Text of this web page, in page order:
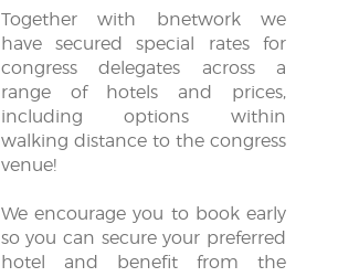
Together with bnetwork we
have secured special rates for
congress delegates across a
range of hotels and prices,
including options within
walking distance to the congress
venue!
We encourage you to book early
so you can secure your preferred
hotel and benefit from the